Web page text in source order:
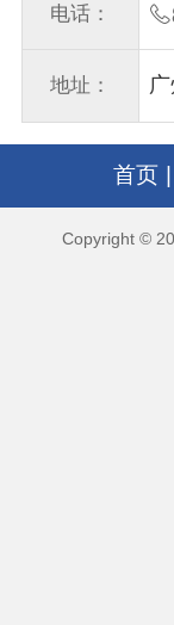
电话：
地址：
首页
Copyright ©